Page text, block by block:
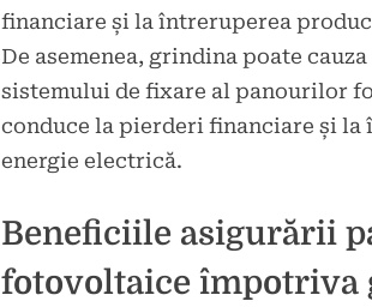
financiare și la întreruperea
De asemenea, grindina poate
sistemului de fixare al panourilor
conduce la pierderi financiare și
energie electrică.
Beneficiile asigurării
fotovoltaice împotriva